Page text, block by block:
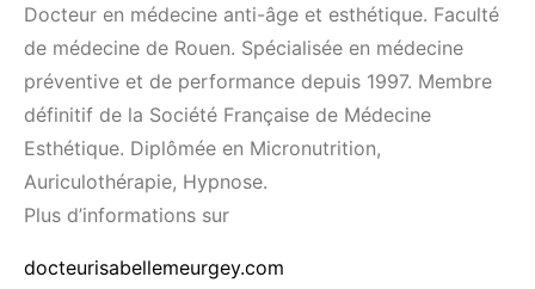
Docteur en médecine anti-âge et esthétique. Faculté
de médecine de Rouen. Spécialisée en médecine
préventive et de performance depuis 1997. Membre
définitif de la Société Française de Médecine
Esthétique. Diplômée en Micronutrition,
Auriculothérapie, Hypnose.
Plus d’informations sur
docteurisabellemeurgey.com